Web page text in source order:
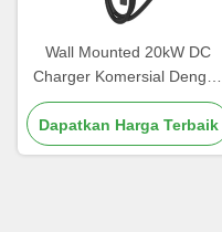
Wall Mounted 20kW DC
Charger Komersial Dengan
Warna yang Bisa
Disesuaikan
Dapatkan Harga Terbaik